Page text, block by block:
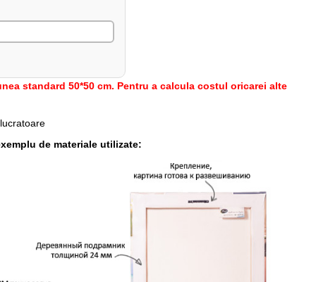
standard 50*50 cm. Pentru a calcula costul oricarei alte
de materiale utilizate: